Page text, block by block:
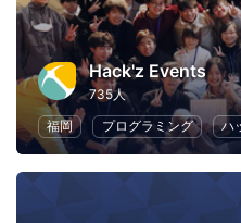
Hack'z Events
735人
福岡
プログラミング ハ